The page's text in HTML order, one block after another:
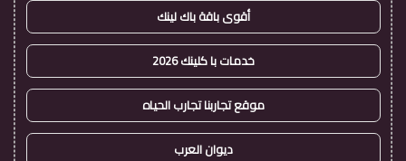
أقوى باقة باك لينك
خدمات با كلينك 2026
موقع تجاربنا تجارب الحياه
ديوان العرب